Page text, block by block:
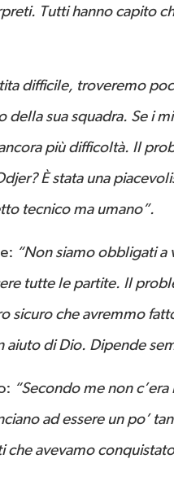
Tutti hanno capito
difficile, troveremo
della sua squadra. Se i
più difficoltà. Il
È stata una
tecnico ma umano”.
“Non siamo obbligati a
tutte le partite. Il
sicuro che avremmo
aiuto di Dio. Dipende
“Secondo me non
ad essere un po’
che avevamo